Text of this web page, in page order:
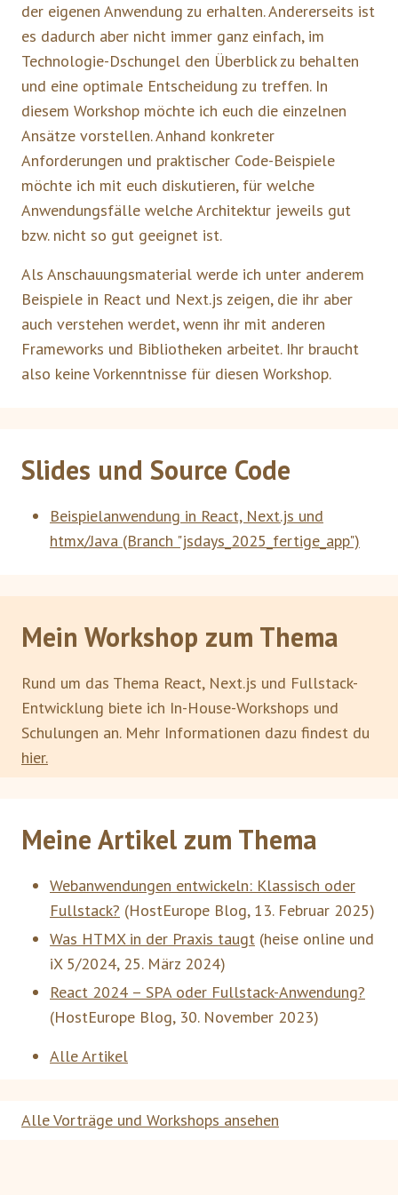
der eigenen Anwendung zu erhalten. Andererseits ist
es dadurch aber nicht immer ganz einfach, im
Technologie-Dschungel den Überblick zu behalten
und eine optimale Entscheidung zu treffen. In
diesem Workshop möchte ich euch die einzelnen
Ansätze vorstellen. Anhand konkreter
Anforderungen und praktischer Code-Beispiele
möchte ich mit euch diskutieren, für welche
Anwendungsfälle welche Architektur jeweils gut
bzw. nicht so gut geeignet ist.
Als Anschauungsmaterial werde ich unter anderem
Beispiele in React und Next.js zeigen, die ihr aber
auch verstehen werdet, wenn ihr mit anderen
Frameworks und Bibliotheken arbeitet. Ihr braucht
also keine Vorkenntnisse für diesen Workshop.
Slides und Source Code
Beispielanwendung in React, Next.js und
htmx/Java (Branch "jsdays_2025_fertige_app")
Mein Workshop zum Thema
Rund um das Thema React, Next.js und Fullstack-
Entwicklung biete ich In-House-Workshops und
Schulungen an. Mehr Informationen dazu findest du
hier.
Meine Artikel zum Thema
Webanwendungen entwickeln: Klassisch oder
Fullstack? (HostEurope Blog, 13. Februar 2025)
Was HTMX in der Praxis taugt (heise online und
iX 5/2024, 25. März 2024)
React 2024 – SPA oder Fullstack-Anwendung?
(HostEurope Blog, 30. November 2023)
Alle Artikel
Alle Vorträge und Workshops ansehen